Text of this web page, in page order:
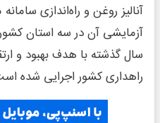
آنالیز روغن و راه‌اندازی
آزمایشی آن در سه استان
سال گذشته با هدف بهبود و
راهداری کشور اجرایی شده